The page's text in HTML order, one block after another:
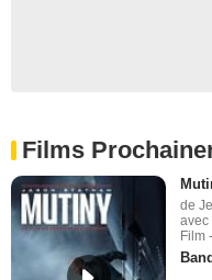
Films
de
avec
Film